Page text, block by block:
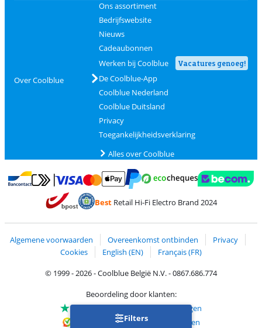
Filters
Over Coolblue
Ons assortiment
Bedrijfswebsite
Nieuws
Cadeaubonnen
Werken bij Coolblue
Vacatures genoeg!
De Coolblue-App
Coolblue Nederland
Coolblue Duitsland
Privacy
Toegankelijkheidsverklaring
Alles over Coolblue
Betalen met Bancontact
Betalen met MasterCard en Visa via ClickToPay
Betalen met PayPal
BestRetail Hi-Fi Electro Brand 2024
Algemene voorwaarden Overeenkomst ontbinden
Privacy
Cookies
English (EN)
Français (FR)
© 1999 - 2026 - Coolblue België N.V. - 0867.686.774
Beoordeling door klanten:
Trustpilot 4/5-75.150 beoordelingen
Kiyoh 9.1/10-68.713 beoordelingen